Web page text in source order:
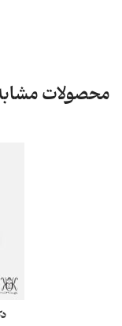
محصولات